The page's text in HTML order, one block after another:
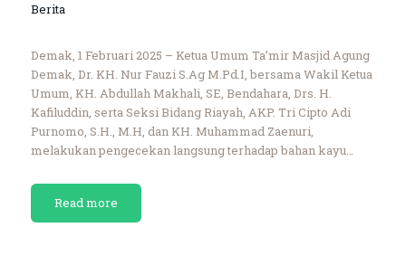
Berita
Demak, 1 Februari 2025 – Ketua Umum Ta’mir Masjid Agung
Demak, Dr. KH. Nur Fauzi S.Ag M.Pd.I, bersama Wakil Ketua
Umum, KH. Abdullah Makhali, SE, Bendahara, Drs. H.
Kafiluddin, serta Seksi Bidang Riayah, AKP. Tri Cipto Adi
Purnomo, S.H., M.H, dan KH. Muhammad Zaenuri,
melakukan pengecekan langsung terhadap bahan kayu…
Read more